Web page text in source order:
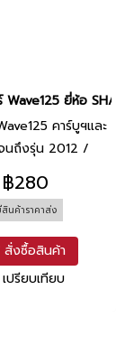
Wave125 ยี่ห้อ
คาร์บูฯและ
นถึงรุ่น 2012 /
ทุกรุ่น จนถึง 2016 /
I / เวฟ100 2005
(14T/36T)]
฿280
นค้าราคาส่ง
สั่งซื้อสินค้า
เปรียบเทียบ